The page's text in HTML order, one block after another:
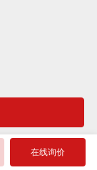
在线询价